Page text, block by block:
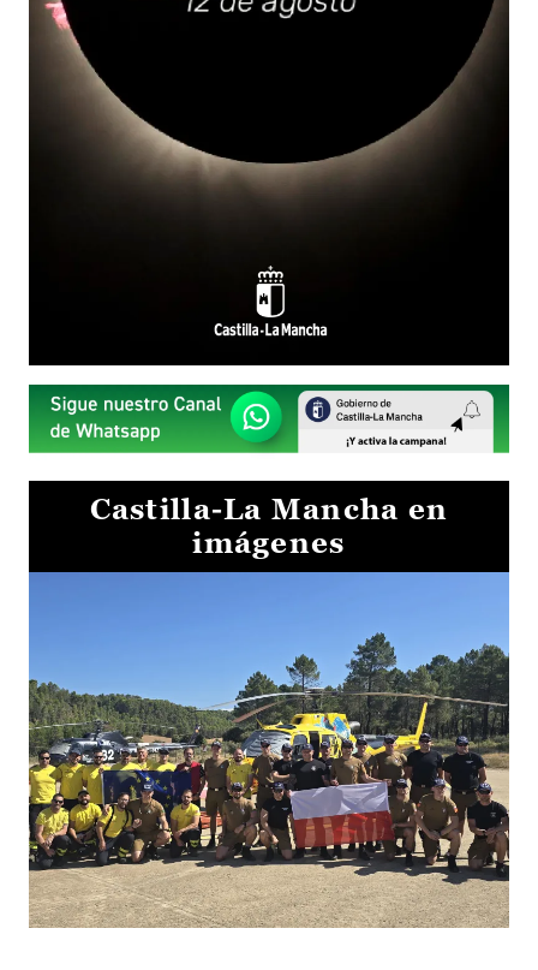
Castilla-La Mancha en
imágenes